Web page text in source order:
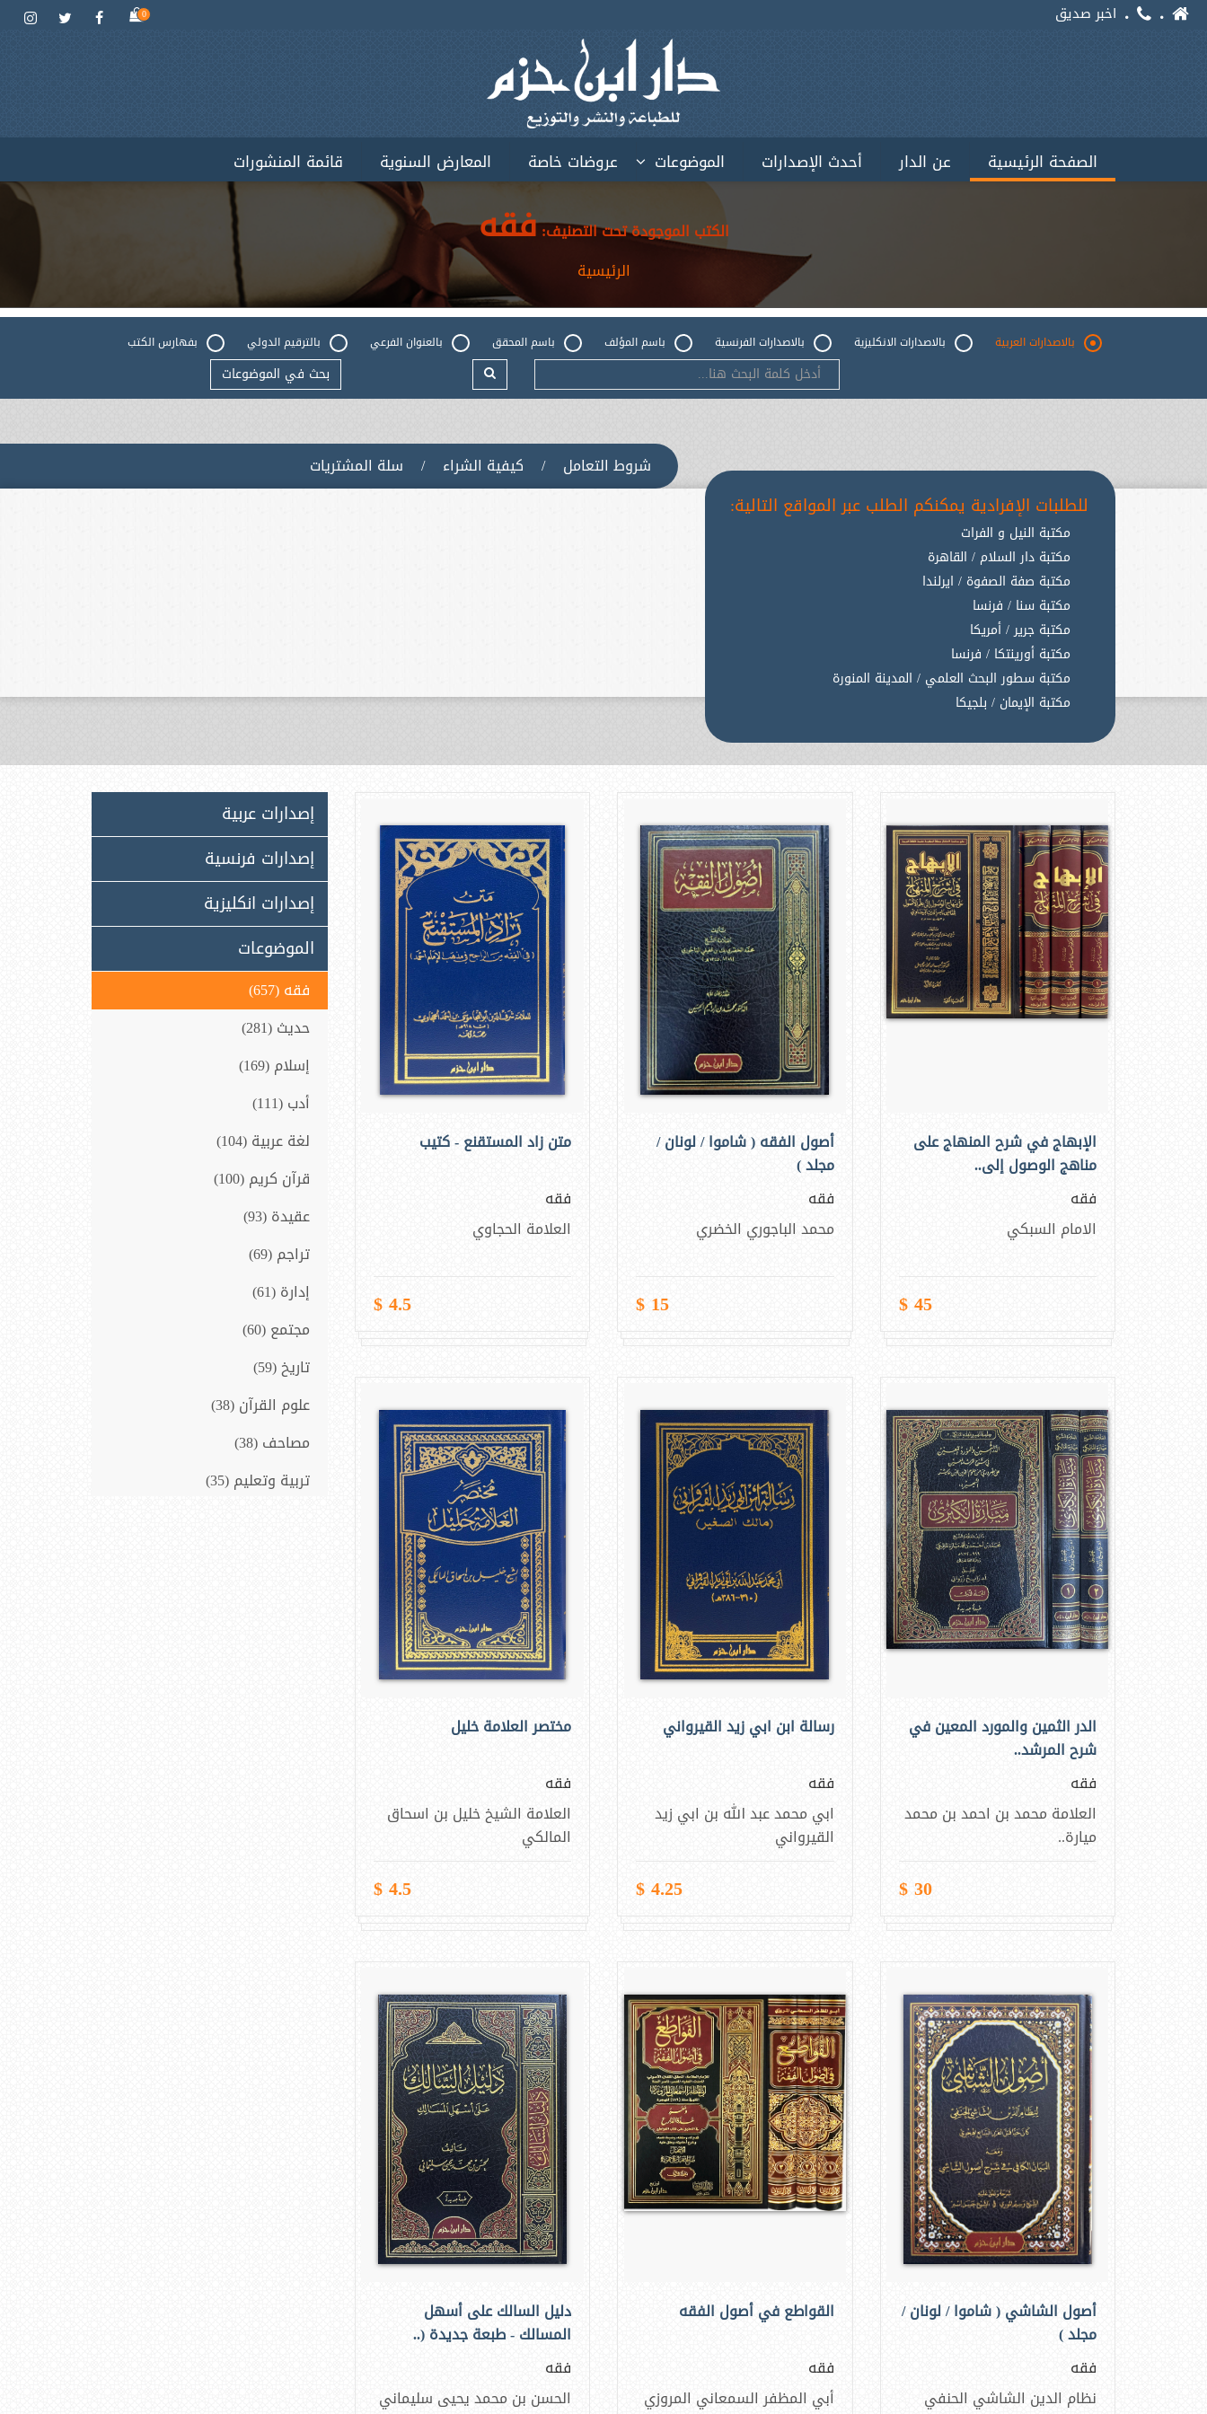
0 اخبر صديق
الصفحة الرئيسية عن الدار أحدث الإصدارات الموضوعات عروضات خاصة المعارض السنوية قائمة المنشورات
الكتب الموجودة تحت التصنيف:فقه
الرئيسية
بالاصدارات العربية بالاصدارات الانكليزية بالاصدارات الفرنسية باسم المؤلف باسم المحقق بالعنوان الفرعي بالترقيم الدولي بفهارس الكتب
بحث في الموضوعات
شروط التعامل / كيفية الشراء / سلة المشتريات
للطلبات الإفرادية يمكنكم الطلب عبر المواقع التالية:
مكتبة النيل و الفرات
مكتبة دار السلام / القاهرة
مكتبة صفة الصفوة / ايرلندا
مكتبة سنا / فرنسا
مكتبة جرير / أمريكا
مكتبة أورينتكا / فرنسا
مكتبة سطور البحث العلمي / المدينة المنورة
مكتبة الإيمان / بلجيكا
الإبهاج في شرح المنهاج على
مناهج الوصول إلى..
فقه
الامام السبكي
45 $
أصول الفقه ( شاموا / لونان /
مجلد )
فقه
محمد الباجوري الخضري
15 $
متن زاد المستقنع - كتيب
فقه
العلامة الحجاوي
4.5 $
الدر الثمين والمورد المعين في
شرح المرشد..
فقه
العلامة محمد بن احمد بن محمد
ميارة..
30 $
رسالة ابن ابي زيد القيرواني
فقه
ابي محمد عبد الله بن ابي زيد
القيرواني
4.25 $
مختصر العلامة خليل
فقه
العلامة الشيخ خليل بن اسحاق
المالكي
4.5 $
أصول الشاشي ( شاموا / لونان /
مجلد )
فقه
نظام الدين الشاشي الحنفي
القواطع في أصول الفقه
فقه
أبي المظفر السمعاني المروزي
دليل السالك على أسهل
المسالك - طبعة جديدة (..
فقه
الحسن بن محمد يحيى سليماني
إصدارات عربية
إصدارات فرنسية
إصدارات انكليزية
الموضوعات
فقه (657)
حديث (281)
إسلام (169)
أدب (111)
لغة عربية (104)
قرآن كريم (100)
عقيدة (93)
تراجم (69)
إدارة (61)
مجتمع (60)
تاريخ (59)
علوم القرآن (38)
مصاحف (38)
تربية وتعليم (35)